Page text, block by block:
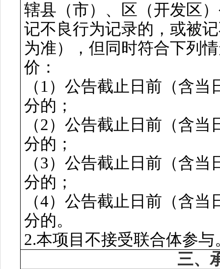
辖县（市）、区（开发区
记不良行为记录的 ，或被
为准），但同时符合下列
价：
（ 1）公告截止 日前（含当
分的；
（2）公告截止 日前（含当
分的；
（3）公告截止 日前（含当
分的；
（4）公告截止 日前（含当
分的。
2.本项目不接受联合体参与
三、